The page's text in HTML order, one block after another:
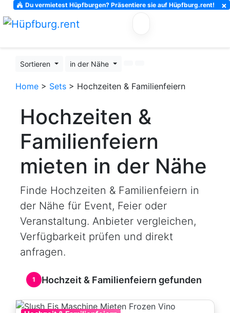
Du vermietest Hüpfburgen? Präsentiere sie auf Hüpfburg.rent! ×
Sortieren in der Nähe
Home > Sets > Hochzeiten & Familienfeiern
Hochzeiten &
Familienfeiern
mieten in der Nähe
Finde Hochzeiten & Familienfeiern in
der Nähe für Event, Feier oder
Veranstaltung. Anbieter vergleichen,
Verfügbarkeit prüfen und direkt
anfragen.
1 Hochzeit & Familienfeiern gefunden